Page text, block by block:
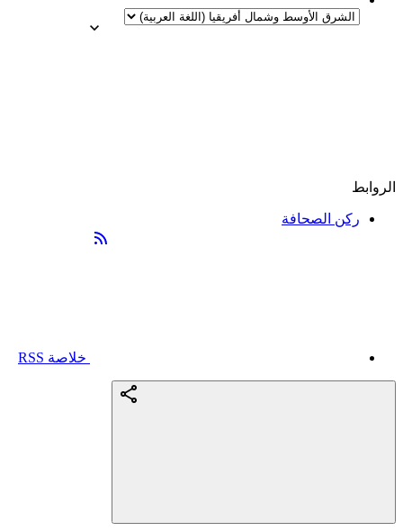
الروابط
ركن الصحافة
خلاصة RSS